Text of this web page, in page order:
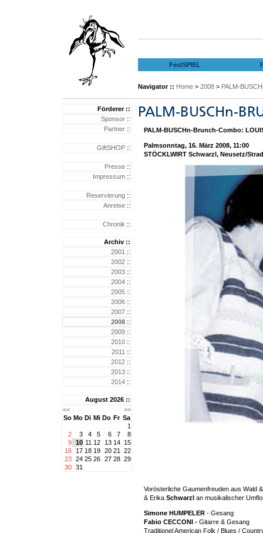
FestSPIEL
Navigator :: Home > 2008 > PALM-
Förderer ::
Sponsor ::
Partner ::
GiftSHOP ::
Presse ::
Impressum ::
Reservierung ::
Anreise ::
Chronik ::
Archiv ::
2001 ::
2002 ::
2003 ::
2004 ::
2005 ::
2006 ::
2007 ::
2008 ::
2009 ::
2010 ::
2011 ::
2012 ::
2013 ::
2014 ::
August 2026 ::
<<
>>
So Mo Di Mi Do Fr Sa
1
2
3 4 5 6 7
8
9 10 11 12 13 14 15
16
17 18 19 20 21
22
23 24 25 26 27 28 29
30 31
PALM-BUSCHn-Brunch-Combo:
Palmsonntag, 16. März 2008, 11:00
STÖCKLWIRT Schwarzl, Neusetz/
Vorösterliche Gaumenfreuden aus Wald
& Erika Schwarzl an musikalischer
Simone HUMPELER - Gesang
Fabio CECCONI - Gitarre & Gesang
Traditionel American Folk / Blues /